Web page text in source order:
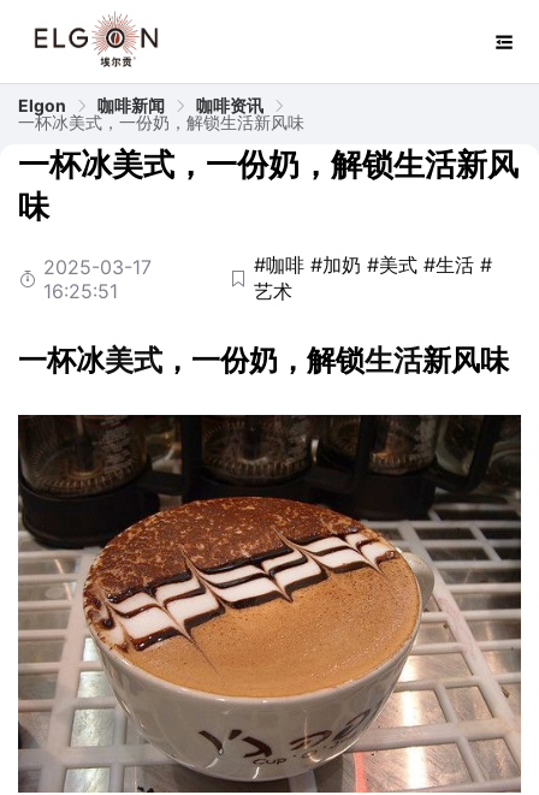
Elgon 咖啡新闻
咖啡资讯
一杯冰美式，一份奶，解锁生活新风味
一杯冰美式，一份奶，解锁生活新风
味
2025-03-17
16:25:51
#咖啡 #加奶 #美式 #生活 #
艺术
一杯冰美式 ，一份奶，解锁生活新风味